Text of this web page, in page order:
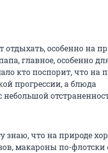
особенно на
главное, особенно
кто поспорит, что на
прогрессии, а блюда
знаю, что на природе
макароны по-флотски